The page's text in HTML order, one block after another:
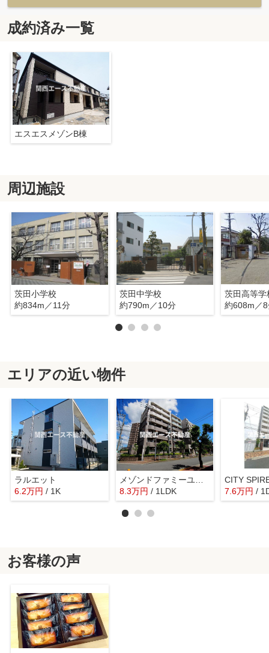
成約済み一覧
エスエスメゾンB棟
周辺施設
茨田小学校
約834m／11分
茨田中学校
約790m／10分
茨田高等学
約608m／
エリアの近い物件
ラルエット
6.2万円 / 1K
メゾンドファミーユ鶴見緑地公園
8.3万円 / 1LDK
CITY
7.6万円 /
お客様の声